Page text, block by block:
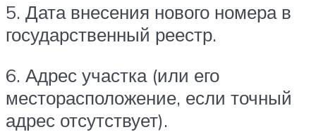
5. Дата внесения нового номера в
государственный реестр.
6. Адрес участка (или его
месторасположение, если точный
адрес отсутствует).